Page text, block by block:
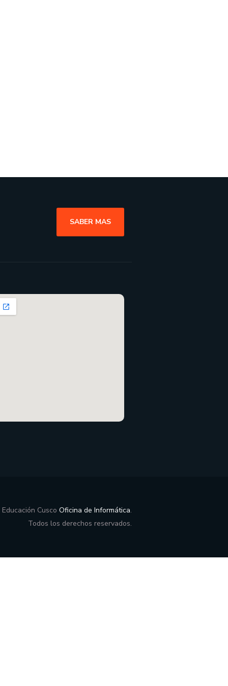
SABER MAS
Cusco Oficina de Informática.
Todos los derechos reservados.